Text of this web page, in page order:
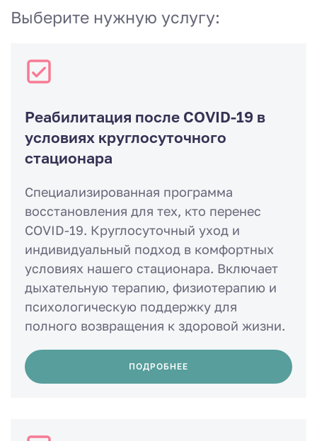
Выберите нужную услугу:
Реабилитация после COVID-19 в
условиях круглосуточного
стационара
Специализированная программа
восстановления для тех, кто перенес
COVID-19. Круглосуточный уход и
индивидуальный подход в комфортных
условиях нашего стационара. Включает
дыхательную терапию, физиотерапию и
психологическую поддержку для
полного возвращения к здоровой жизни.
ПОДРОБНЕЕ